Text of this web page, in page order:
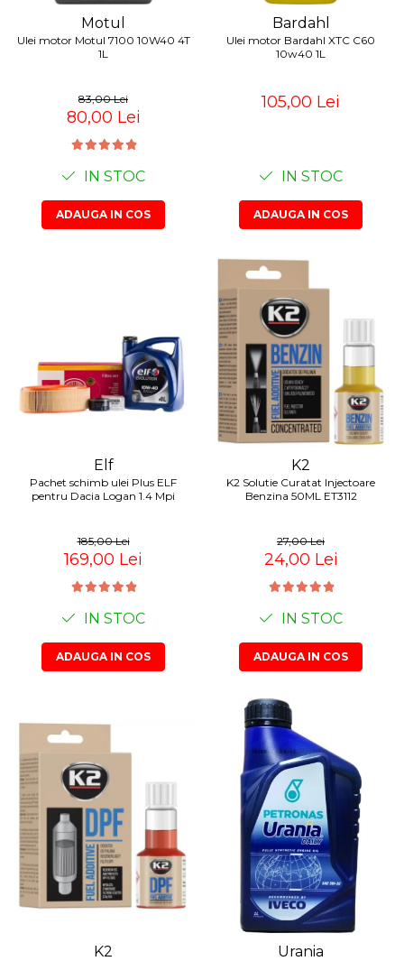
Motul
Ulei motor Motul 7100 10W40 4T
1L
83,00 Lei
80,00 Lei
IN STOC
ADAUGA IN COS
Bardahl
Ulei motor Bardahl XTC C60
10w40 1L
105,00 Lei
IN STOC
ADAUGA IN COS
Elf
Pachet schimb ulei Plus ELF
pentru Dacia Logan 1.4 Mpi
185,00 Lei
169,00 Lei
IN STOC
ADAUGA IN COS
K2
K2 Solutie Curatat Injectoare
Benzina 50ML ET3112
27,00 Lei
24,00 Lei
IN STOC
ADAUGA IN COS
K2 Urania